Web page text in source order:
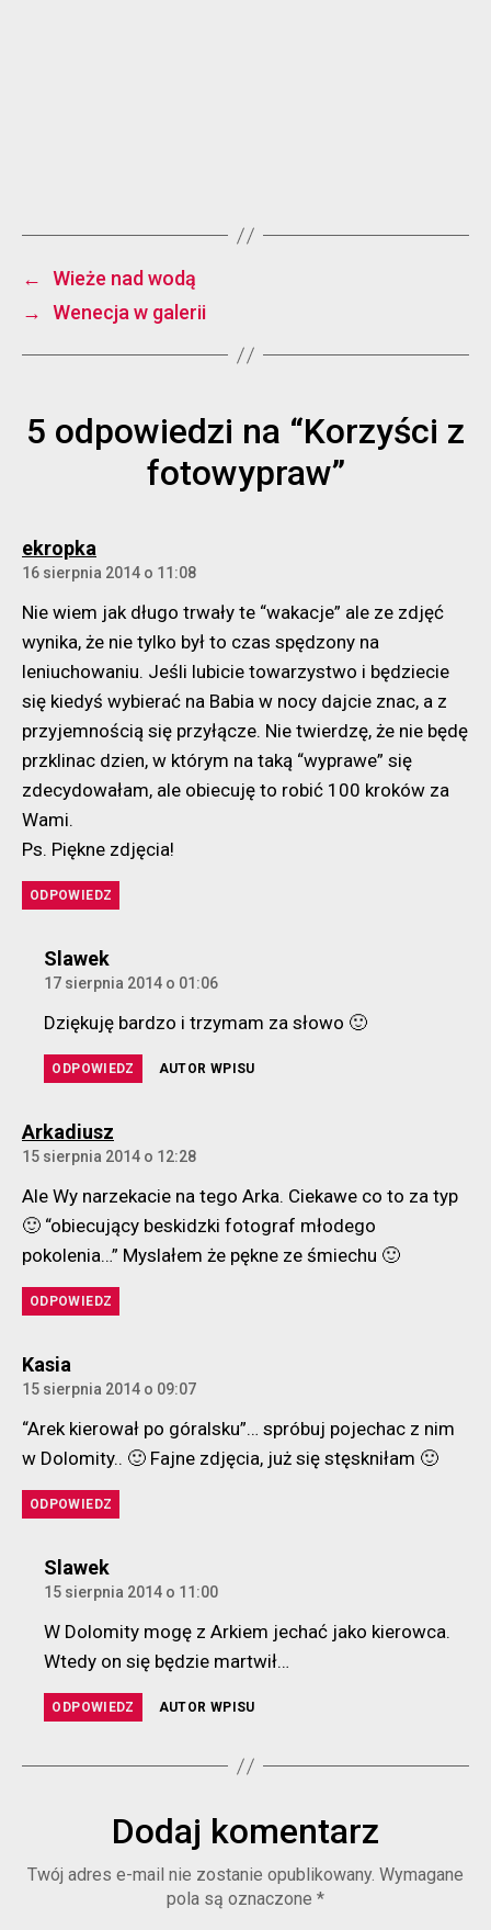
←
Wieże nad wodą
→
Wenecja w galerii
5 odpowiedzi na “Korzyści z
fotowypraw”
ekropka
16 sierpnia 2014 o 11:08
Nie wiem jak długo trwały te “wakacje” ale ze zdjęć
wynika, że nie tylko był to czas spędzony na
leniuchowaniu. Jeśli lubicie towarzystwo i będziecie
się kiedyś wybierać na Babia w nocy dajcie znac, a z
przyjemnością się przyłącze. Nie twierdzę, że nie będę
przklinac dzien, w którym na taką “wyprawe” się
zdecydowałam, ale obiecuję to robić 100 kroków za
Wami.
Ps. Piękne zdjęcia!
ODPOWIEDZ
Slawekkomentarz:
17 sierpnia 2014 o 01:06
Dziękuję bardzo i trzymam za słowo 🙂
ODPOWIEDZ AUTOR WPISU
Arkadiusz
15 sierpnia 2014 o 12:28
Ale Wy narzekacie na tego Arka. Ciekawe co to za typ
🙂 “obiecujący beskidzki fotograf młodego
pokolenia…” Myslałem że pękne ze śmiechu 🙂
ODPOWIEDZ
Kasia
15 sierpnia 2014 o 09:07
“Arek kierował po góralsku”… spróbuj pojechac z nim
w Dolomity.. 🙂 Fajne zdjęcia, już się stęskniłam 🙂
ODPOWIEDZ
Slawekkomentarz:
15 sierpnia 2014 o 11:00
W Dolomity mogę z Arkiem jechać jako kierowca.
Wtedy on się będzie martwił…
ODPOWIEDZ AUTOR WPISU
Dodaj komentarz
Twój adres e-mail nie zostanie opublikowany. Wymagane
pola są oznaczone *